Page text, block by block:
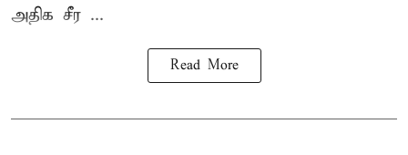
அதிக சீர ...
Read More